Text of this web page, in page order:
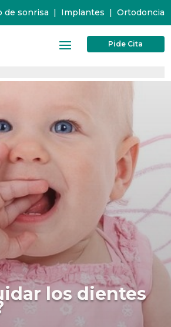
de sonrisa | Implantes | Ortodoncia
Pide Cita
los dientes